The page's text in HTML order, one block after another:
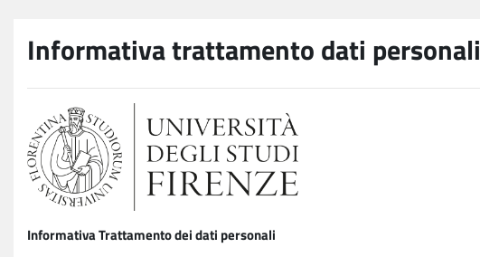
Informativa trattamento dati personali
Informativa Trattamento dei dati personali